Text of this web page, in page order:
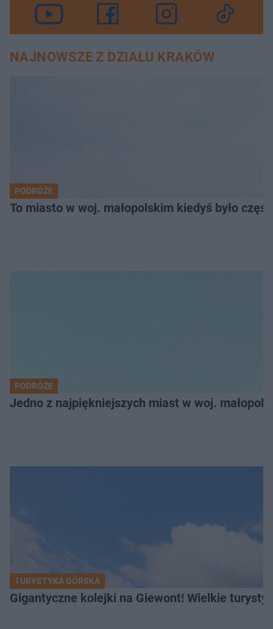
NAJNOWSZE Z DZIAŁU KRAKÓW
PODRÓŻE
To miasto w woj. małopolskim kiedyś było
PODRÓŻE
Jedno z najpiękniejszych miast w woj.
TURYSTYKA GÓRSKA
Gigantyczne kolejki na Giewont! Wielkie